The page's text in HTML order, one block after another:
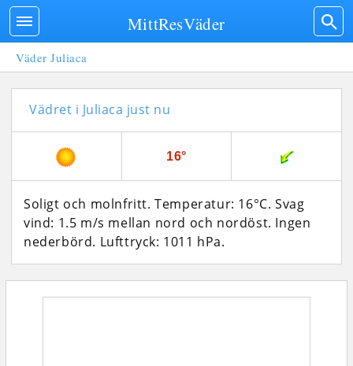
Väder Juliaca
Vädret i Juliaca just nu
16°
Soligt och molnfritt. Temperatur: 16°C. Svag
vind: 1.5 m/s mellan nord och nordöst. Ingen
nederbörd. Lufttryck: 1011 hPa.
MittResVäder